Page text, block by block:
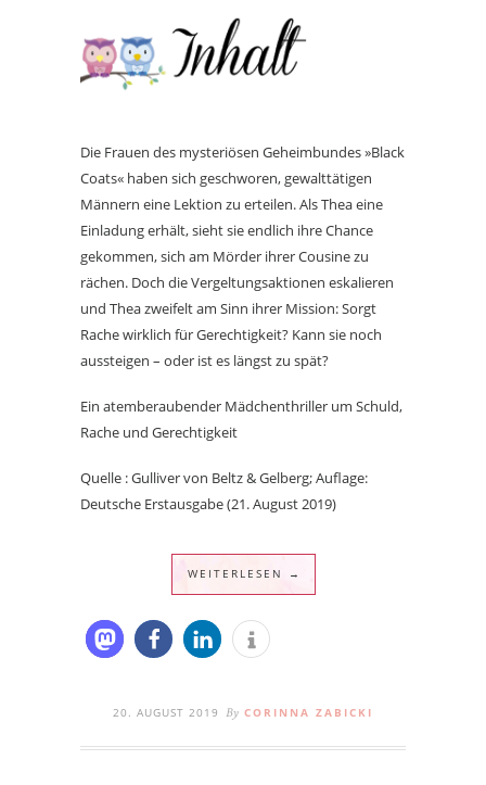
Die Frauen des mysteriösen Geheimbundes »Black
Coats« haben sich geschworen, gewalttätigen
Männern eine Lektion zu erteilen. Als Thea eine
Einladung erhält, sieht sie endlich ihre Chance
gekommen, sich am Mörder ihrer Cousine zu
rächen. Doch die Vergeltungsaktionen eskalieren
und Thea zweifelt am Sinn ihrer Mission: Sorgt
Rache wirklich für Gerechtigkeit? Kann sie noch
aussteigen – oder ist es längst zu spät?
Ein atemberaubender Mädchenthriller um Schuld,
Rache und Gerechtigkeit
Quelle : Gulliver von Beltz & Gelberg; Auflage:
Deutsche Erstausgabe (21. August 2019)
WEITERLESEN →
20. AUGUST 2019 By CORINNA ZABICKI